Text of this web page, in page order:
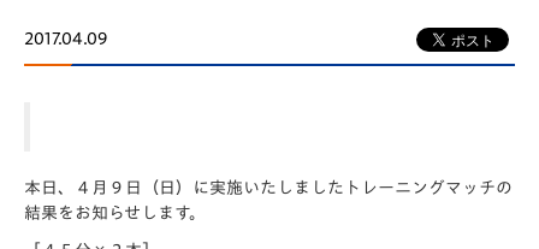
2017.04.09
本日、４月９日（日）に実施いたしましたトレーニングマッチの
結果をお知らせします。